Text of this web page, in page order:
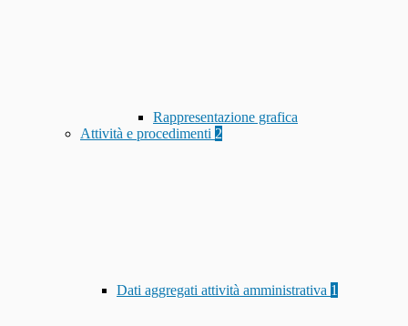
Rappresentazione grafica
Attività e procedimenti 2
Dati aggregati attività amministrativa 1